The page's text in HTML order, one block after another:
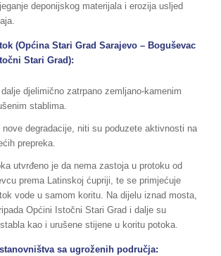
deponijskog materijala i erozija usljed
(Općina Stari Grad Sarajevo – Boguševac
Stari Grad):
djelimično zatrpano zemljano-kamenim
stablima.
nove degradacije, niti su poduzete aktivnosti na
prepreka.
utvrđeno je da nema zastoja u protoku od
prema Latinskoj ćupriji, te se primjećuje
vode u samom koritu. Na dijelu iznad mosta,
Općini Istočni Stari Grad i dalje su
kao i urušene stijene u koritu potoka.
sa ugroženih područja: